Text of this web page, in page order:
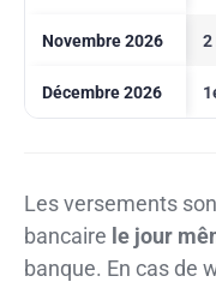
Novembre 2026 2
Décembre 2026
Les versements
bancaire le jour
banque. En cas de